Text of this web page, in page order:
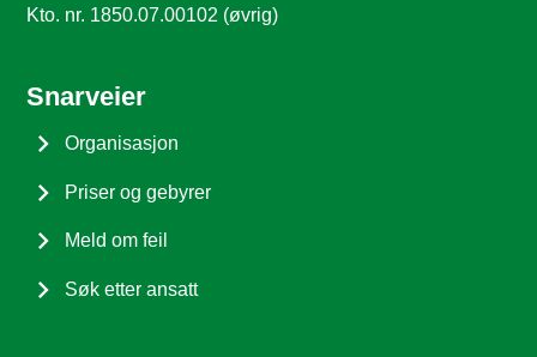
Kto. nr. 1850.07.00102 (øvrig)
Snarveier
Organisasjon
Priser og gebyrer
Meld om feil
Søk etter ansatt